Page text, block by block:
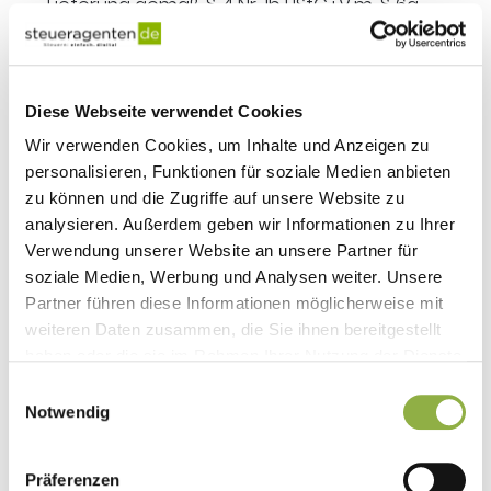
Diese Webseite verwendet Cookies
Wir verwenden Cookies, um Inhalte und Anzeigen zu
personalisieren, Funktionen für soziale Medien anbieten
zu können und die Zugriffe auf unsere Website zu
analysieren. Außerdem geben wir Informationen zu Ihrer
Verwendung unserer Website an unsere Partner für
soziale Medien, Werbung und Analysen weiter. Unsere
Partner führen diese Informationen möglicherweise mit
weiteren Daten zusammen, die Sie ihnen bereitgestellt
Notwendig
Präferenzen
Lieferung gemäß § 4 Nr. 1b UStG i.V.m. § 6a
UStG“.
Die Rechnung weist die USt-IdNr. beider
Parteien aus.
Weitere Pflichtangabengemäß § 14 UStG
Auf Empfängerseite sind folgende Angaben für
die buchhalterische Umsetzung wichtig:
Eigene Umsatzsteuerberechnung
Angabe in der Umsatzsteuer-
Deklaration im innergemeinschaftlichen